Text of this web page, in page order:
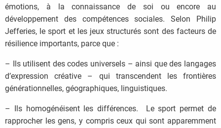
émotions, à la connaissance de soi ou encore au
développement des compétences sociales. Selon Philip
Jefferies, le sport et les jeux structurés sont des facteurs de
résilience importants, parce que :
– Ils utilisent des codes universels – ainsi que des langages
d’expression créative – qui transcendent les frontières
générationnelles, géographiques, linguistiques.
– Ils homogénéisent les différences. Le sport permet de
rapprocher les gens, y compris ceux qui sont apparemment